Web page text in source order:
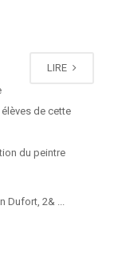
LIRE
de cette
du peintre
Dufort, 2& ...